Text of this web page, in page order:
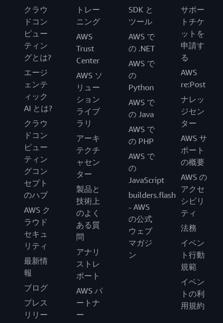
クラウ
ドコン
ピュー
ティン
グとは?
エージ
ェンテ
ィック
AI とは?
クラウ
ドコン
ピュー
ティン
グコン
セプト
のハブ
AWS ク
ラウド
セキュ
リティ
最新情
報
ブログ
プレス
リリー
トレー
ニング
AWS
Trust
Center
AWS ソ
リュー
ション
ライブ
ラリ
アーキ
テクチ
ャセン
ター
製品と
技術上
のよく
ある質
問
アナリ
ストレ
ポート
AWS パ
ートナ
ー
SDK と
ツール
AWS で
の .NET
AWS で
の
Python
AWS で
の Java
AWS で
の PHP
AWS で
の
JavaScript
builders.flash
- AWS
の公式
ウェブ
マガジ
ン
サポー
トチケ
ットを
申請す
る
AWS
re:Post
ナレッ
ジセン
ター
AWS サ
ポート
の概要
AWS の
アクセ
シビリ
ティ
法務
イベン
ト行動
規範
イベン
トの利
用規約